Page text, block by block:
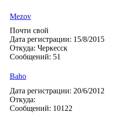
Mezov
Почти свой
Дата регистрации: 15/8/2015
Откуда: Черкесск
Сообщений: 51
Baho
Дата регистрации: 20/6/2012
Откуда:
Сообщений: 10122